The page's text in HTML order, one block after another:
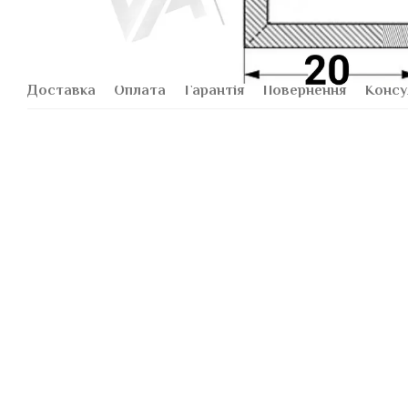
Доставка Оплата Гарантія Повернення